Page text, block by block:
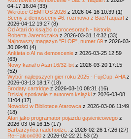
04-17 16:04 (33)
Wkrótce GEMTOS 2026 z 2026-04-16 10:39 (1)
Sceny z demosceny #6: rozmowa z Bac/Taquart z
2026-04-12 19:27 (8)
Od Atari do książki o procesorach - historia
Roberta Jaremczaka z 2026-03-31 14:32 (33)
Najnowszy magazyn "FLOP", numer 69 z 2026-03-
30 09:40 (4)
Ankieta o AI na demoscenie z 2026-03-25 12:59
(63)
Nowy kanał o Atari 16/32-bit z 2026-03-20 17:15
(52)
Wybór najlepszych gier roku 2025 - FujiCup, AHAz
2026-03-13 18:17 (18)
Brodaty cartridge z 2026-03-10 08:31 (16)
Dzisiaj spotkanie z autorem książki z 2026-03-08
11:04 (17)
Nowości w Bibliotece Atarowca z 2026-03-06 11:49
(18)
Atari jako programator pojazdu gąsienicowego z
2026-03-04 16:15 (17)
Barbarzyńca nadchodzi...
z 2026-02-26 17:26 (27)
Re-Falcon030 z 2026-02-22 21:53 (2)